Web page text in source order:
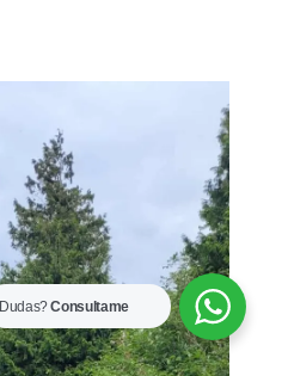
Dudas?Consultame